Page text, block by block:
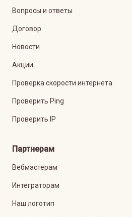
Вопросы и ответы
Договор
Новости
Акции
Проверка скорости интернета
Проверить Ping
Проверить IP
Партнерам
Вебмастерам
Интеграторам
Наш логотип